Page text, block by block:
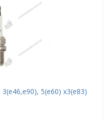
5(е60) х3(е83)